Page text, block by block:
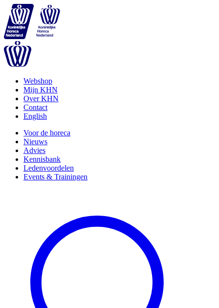
Webshop
Mijn KHN
Over KHN
Contact
English
Voor de horeca
Nieuws
Advies
Kennisbank
Ledenvoordelen
Events & Trainingen